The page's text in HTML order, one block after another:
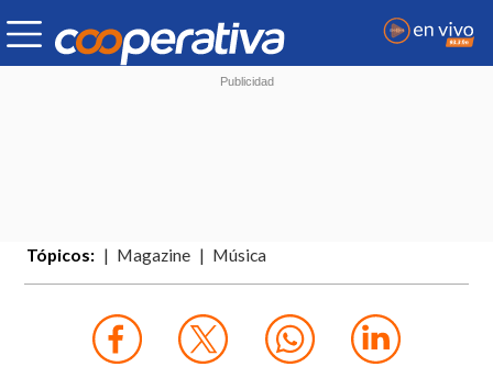
Tópicos: Magazine Música